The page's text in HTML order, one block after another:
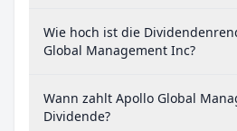
Wie hoch ist die
Global Management Inc?
Wann zahlt Apollo Global
Dividende?